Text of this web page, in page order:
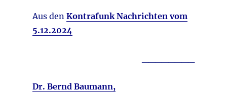
Aus den Kontrafunk Nachrichten vom
5.12.2024
Dr. Bernd Baumann,